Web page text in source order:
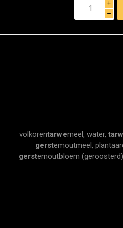
i
h
volkorentarwemeel, water,
gerstemoutmeel,
gerstemoutbloem